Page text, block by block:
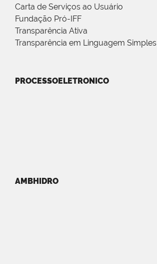
Carta de Serviços ao Usuário
Fundação Pró-IFF
Transparência Ativa
Transparência em Linguagem Simples
PROCESSOELETRONICO
AMBHIDRO